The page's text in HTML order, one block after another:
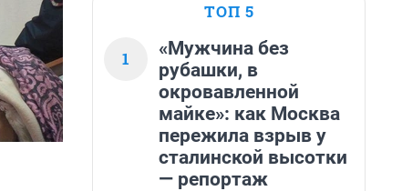
ТОП 5
1
«Мужчина без
рубашки, в
окровавленной
майке»: как Москва
пережила взрыв у
сталинской высотки
— репортаж